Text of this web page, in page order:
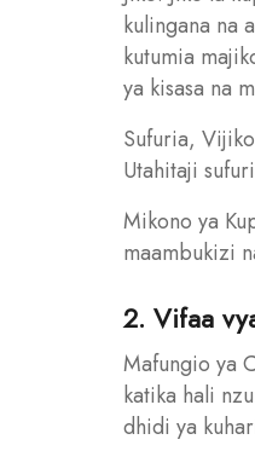
kulingana na
kutumia
ya kisasa na
Sufuria,
Utahitaji
Mikono ya
maambukizi
2. Vifaa
Mafungio ya
katika hali
dhidi ya